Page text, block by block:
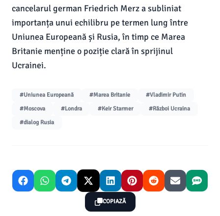
cancelarul german Friedrich Merz a subliniat
importanța unui echilibru pe termen lung între
Uniunea Europeană și Rusia, în timp ce Marea
Britanie menține o poziție clară în sprijinul
Ucrainei.
#Uniunea Europeană #Marea Britanie
#Vladimir Putin
#Moscova
#Londra #Keir Starmer
#Război Ucraina
#dialog Rusia
COPIAZĂ